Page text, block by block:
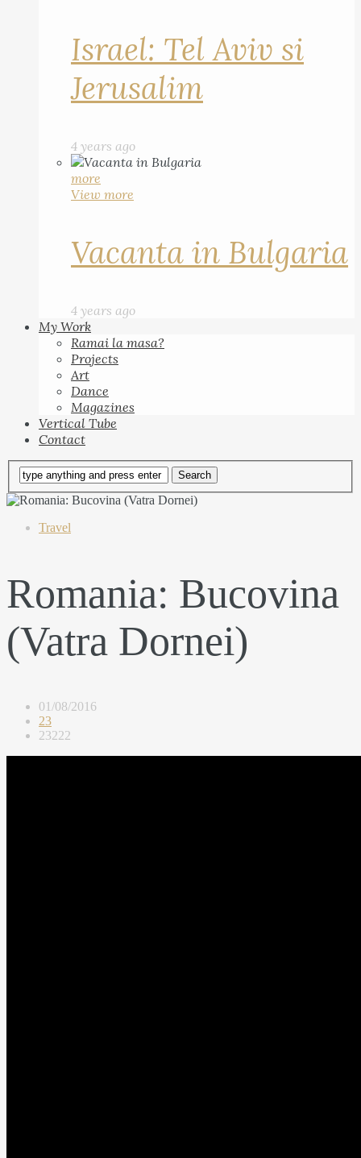
Israel: Tel Aviv si
Jerusalim
4 years ago
more
View more
Vacanta in Bulgaria
4 years ago
My Work
Ramai la masa?
Projects
Art
Dance
Magazines
Vertical Tube
Contact
Travel
Romania: Bucovina
(Vatra Dornei)
01/08/2016
23
23222